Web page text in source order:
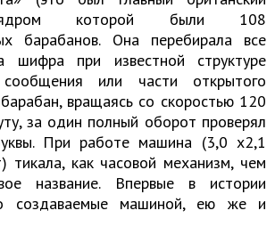
которой были 108
барабанов. Она перебирала все
шифра при известной структуре
или части открытого
вращаясь со скоростью 120
за один полный оборот проверял
При работе машина (3,0 x2,1
как часовой механизм, чем
название. Впервые в истории
создаваемые машиной, ею же и